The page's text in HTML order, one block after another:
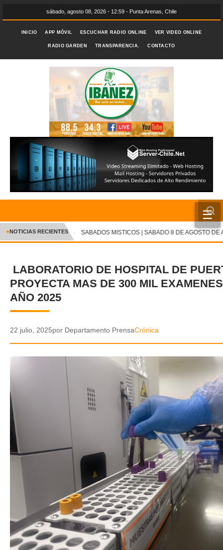
sábado, agosto 08, 2026 - 12:59 - Punta Arenas, Chile
INICIO APP MÓVIL ESCUCHAR RADIO ONLINE VER VIDEO ONLINE
RADIO GARDEN TRANSPARENCIA. CONTACTO
☰
INICIO
CRÓNICA
DEPORTES
ENTRETENIMIENTO Y CULTURA
AUDIOS
GALERIA DE FOTOS
TRANSPARENCIA
✕
●NOTICIAS RECIENTES SABADOS MISTICOS | SABADO 8 DE AGOSTO DE
LABORATORIO DE HOSPITAL DE
PROYECTA MAS DE 300 MIL
AÑO 2025
22 julio, 2025por Departamento PrensaCrónica